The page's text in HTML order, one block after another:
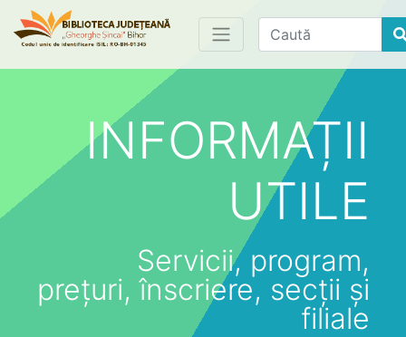
Find
INFORMAȚII
UTILE
Servicii, program,
prețuri, înscriere, secții și
filiale